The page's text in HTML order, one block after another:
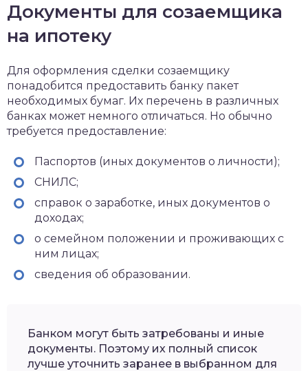
Документы для созаемщика
на ипотеку
Для оформления сделки созаемщику
понадобится предоставить банку пакет
необходимых бумаг. Их перечень в различных
банках может немного отличаться. Но обычно
требуется предоставление:
Паспортов (иных документов о личности);
СНИЛС;
справок о заработке, иных документов о
доходах;
о семейном положении и проживающих с
ним лицах;
сведения об образовании.
Банком могут быть затребованы и иные
документы. Поэтому их полный список
лучше уточнить заранее в выбранном для